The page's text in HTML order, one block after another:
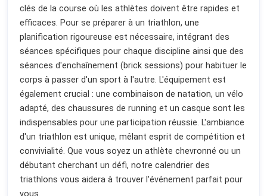
clés de la course où les athlètes doivent être rapides et
efficaces. Pour se préparer à un triathlon, une
planification rigoureuse est nécessaire, intégrant des
séances spécifiques pour chaque discipline ainsi que des
séances d'enchaînement (brick sessions) pour habituer le
corps à passer d'un sport à l'autre. L'équipement est
également crucial : une combinaison de natation, un vélo
adapté, des chaussures de running et un casque sont les
indispensables pour une participation réussie. L'ambiance
d'un triathlon est unique, mêlant esprit de compétition et
convivialité. Que vous soyez un athlète chevronné ou un
débutant cherchant un défi, notre calendrier des
triathlons vous aidera à trouver l'événement parfait pour
vous.